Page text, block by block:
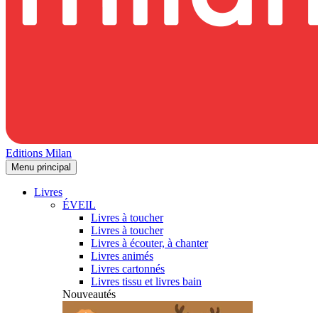
Editions Milan
Menu principal
Livres
ÉVEIL
Livres à toucher
Livres à toucher
Livres à écouter, à chanter
Livres animés
Livres cartonnés
Livres tissu et livres bain
Nouveautés